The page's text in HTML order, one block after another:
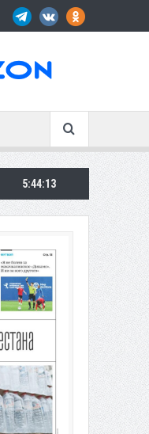
Махачкалинское «Динамо»
5:44:15